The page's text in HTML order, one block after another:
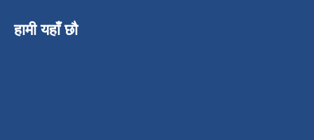
हामी यहाँ छौ